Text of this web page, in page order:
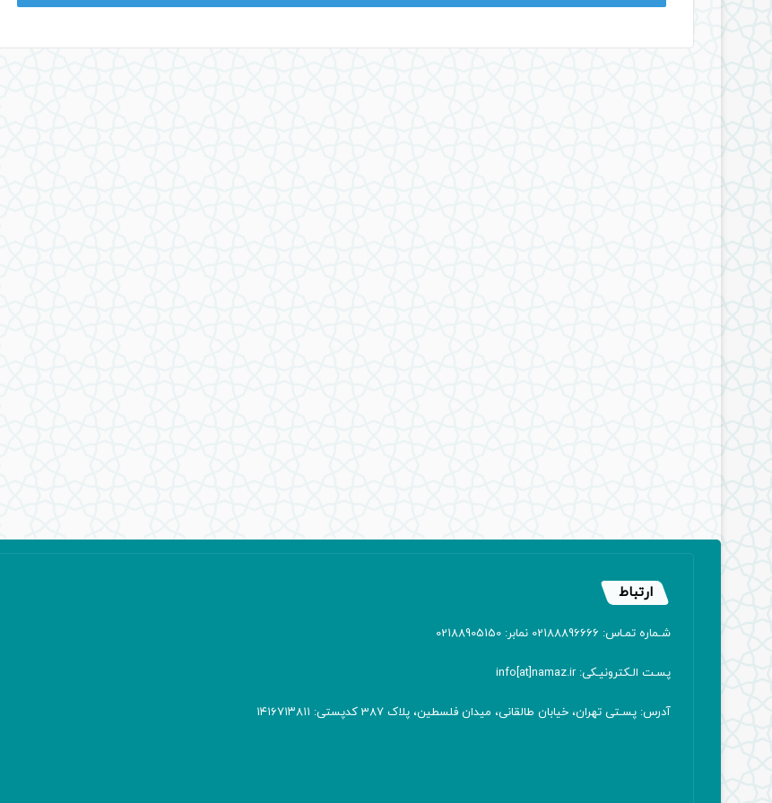
ارتباط
شـماره تمـاس: 02188896666 نمابر: 02188905150
پسـت الـکترونیـکی: info[at]namaz.ir
آدرس: پسـتی تهران، خیابان طالقانی، میدان فلسطین، پلاک 387 کدپستی: ۱۴۱۶۷۱۳۸۱۱